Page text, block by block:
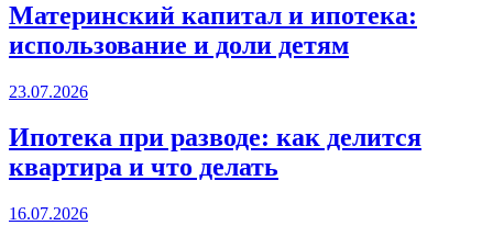
Материнский капитал и ипотека:
использование и доли детям
Posted
23.07.2026
Ипотека при разводе: как делится
квартира и что делать
Posted
16.07.2026